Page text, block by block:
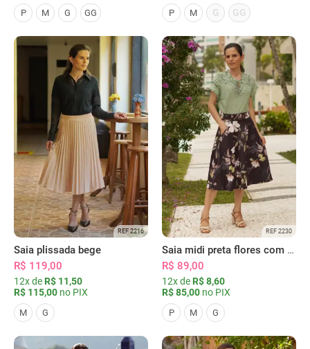
P M G GG P M G GG
REF 2216
Saia plissada bege
R$ 119,00
12x de R$ 11,50
R$ 115,00 no PIX
M G
REF 2230
Saia midi preta flores com bolsos
R$ 89,00
12x de R$ 8,60
R$ 85,00 no PIX
P M G